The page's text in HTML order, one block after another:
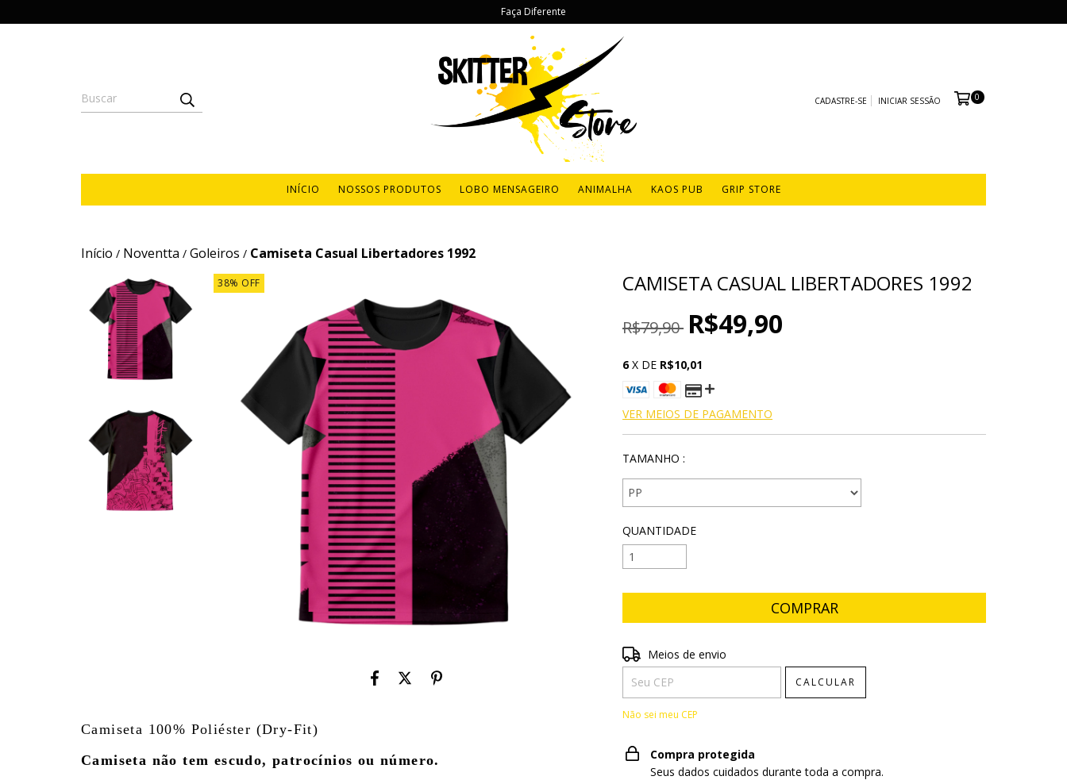
Faça Diferente
CADASTRE-SE INICIAR SESSÃO 0
INÍCIO NOSSOS PRODUTOS LOBO MENSAGEIRO ANIMALHA KAOS PUB GRIP STORE
Início / Noventta / Goleiros / Camiseta Casual Libertadores 1992
38% OFF
Camiseta 100% Poliéster (Dry-Fit)
Camiseta não tem escudo, patrocínios ou número.
CAMISETA CASUAL LIBERTADORES 1992
R$79,90 R$49,90
6 X DE R$10,01
VER MEIOS DE PAGAMENTO
TAMANHO :
QUANTIDADE
Entregas para o CEP:
Meios de envio
CALCULAR
Não sei meu CEP
Compra protegida
Seus dados cuidados durante toda a compra.